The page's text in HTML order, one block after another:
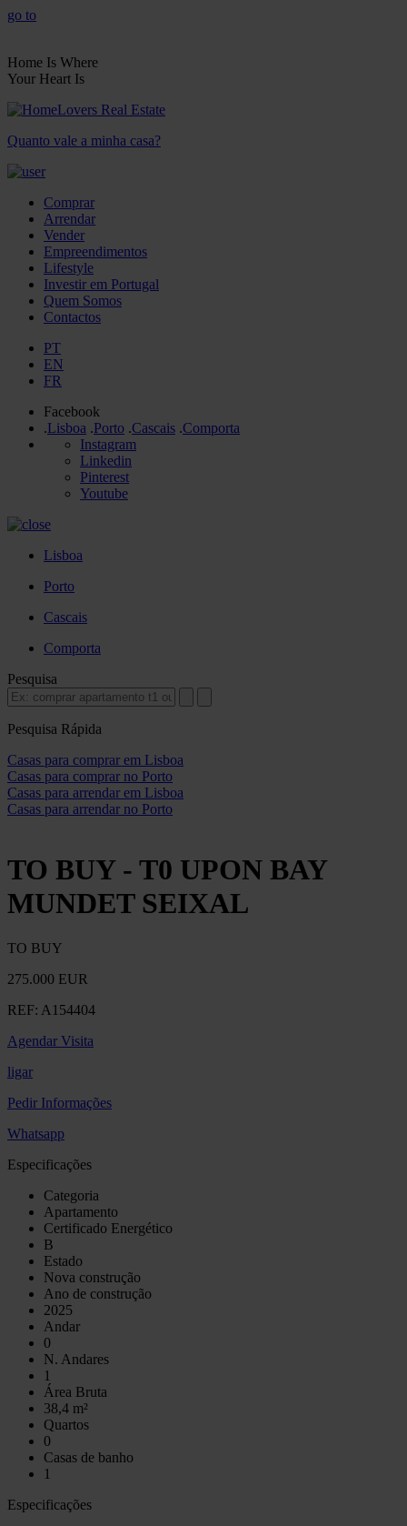
go to
Home Is Where
Your Heart Is
Quanto vale a minha casa?
Comprar
Arrendar
Vender
Empreendimentos
Lifestyle
Investir em Portugal
Quem Somos
Contactos
PT
EN
FR
Facebook
.Lisboa .Porto .Cascais .Comporta
Instagram
Linkedin
Pinterest
Youtube
Lisboa
Porto
Cascais
Comporta
Pesquisa
Pesquisa Rápida
Casas para comprar em Lisboa
Casas para comprar no Porto
Casas para arrendar em Lisboa
Casas para arrendar no Porto
TO BUY - T0 UPON BAY
MUNDET SEIXAL
TO BUY
275.000 EUR
REF: A154404
Agendar Visita
ligar
Pedir Informações
Whatsapp
Especificações
Categoria
Apartamento
Certificado Energético
B
Estado
Nova construção
Ano de construção
2025
Andar
0
N. Andares
1
Área Bruta
38,4 m²
Quartos
0
Casas de banho
1
Especificações